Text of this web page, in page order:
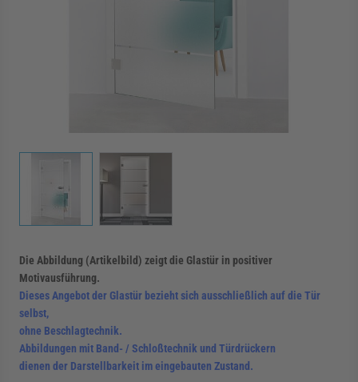
für Kategorie Zargen anzeigen
für Kategorie Angebote anzeigen
View larger imageView larger image
Die Abbildung (Artikelbild) zeigt die Glastür in positiver
Motivausführung.
Dieses Angebot der Glastür bezieht sich ausschließlich auf die Tür
selbst,
ohne Beschlagtechnik.
Abbildungen mit Band- / Schloßtechnik und Türdrückern
dienen der Darstellbarkeit im eingebauten Zustand.